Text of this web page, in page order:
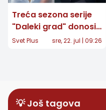
Treća sezona serije
"Daleki grad" donosi
veliki preokret: Cihan
Svet Plus sre, 22. jul | 09:26
💡 Još tagova